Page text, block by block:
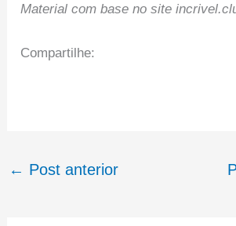
Material com base no site
Compartilhe:
← Post anterior